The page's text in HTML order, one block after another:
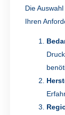
Die
Ihren